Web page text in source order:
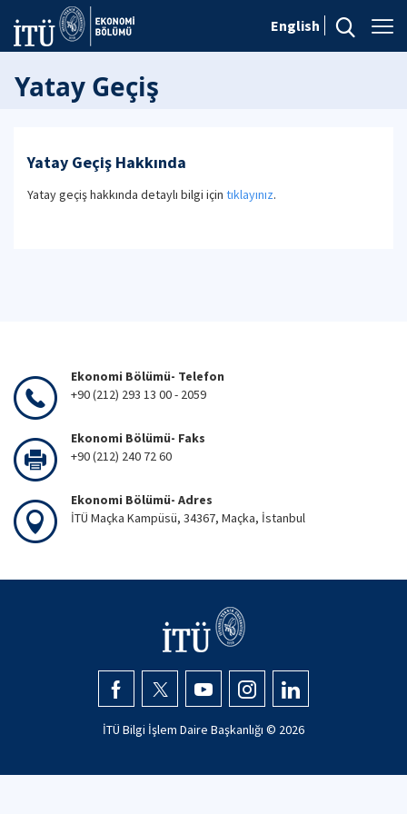
English
Yatay Geçiş
Yatay Geçiş Hakkında
Yatay geçiş hakkında detaylı bilgi için tıklayınız.
Ekonomi Bölümü- Telefon
+90 (212) 293 13 00 - 2059
Ekonomi Bölümü- Faks
+90 (212) 240 72 60
Ekonomi Bölümü- Adres
İTÜ Maçka Kampüsü, 34367, Maçka, İstanbul
İTÜ Bilgi İşlem Daire Başkanlığı © 2026